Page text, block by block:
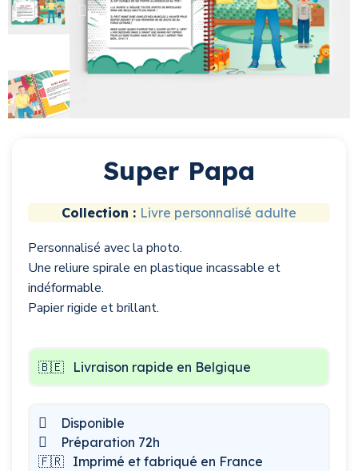
Super Papa
Collection : Livre personnalisé adulte
Personnalisé avec la photo.
Une reliure spirale en plastique incassable et
indéformable.
Papier rigide et brillant.
🇧🇪 Livraison rapide en Belgique
Disponible
Préparation 72h
🇫🇷 Imprimé et fabriqué en France